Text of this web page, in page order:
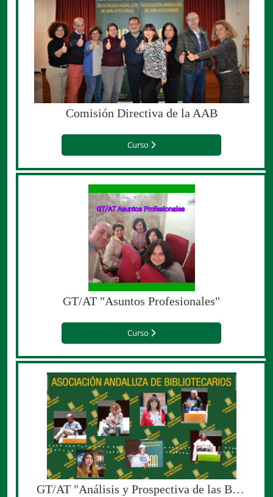
Comisión Directiva de la AAB
Curso
GT/AT "Asuntos Profesionales"
Curso
GT/AT "Análisis y Prospectiva de las Bibliotecas en Andalucía"